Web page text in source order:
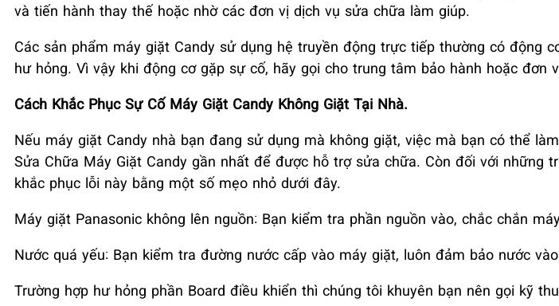
và tiến hành thay thế hoặc nhờ các đơn vị dịch vụ sửa chữa làm giúp.
Các sản phẩm máy giặt Candy sử dụng hệ truyền động trực tiếp thường có động
hư hỏng. Vì vậy khi động cơ gặp sự cố, hãy gọi cho trung tâm bảo hành hoặc đơn
Cách Khắc Phục Sự Cố Máy Giặt Candy Không Giặt Tại Nhà.
Nếu máy giặt Candy nhà bạn đang sử dụng mà không giặt, việc mà bạn có thể
Sửa Chữa Máy Giặt Candy gần nhất để được hỗ trợ sửa chữa. Còn đối với những
khắc phục lỗi này bằng một số mẹo nhỏ dưới đây.
Máy giặt Panasonic không lên nguồn: Bạn kiểm tra phần nguồn vào, chắc chắn
Nước quá yếu: Bạn kiểm tra đường nước cấp vào máy giặt, luôn đảm bảo nước
Trường hợp hư hỏng phần Board điều khiển thì chúng tôi khuyên bạn nên gọi kỹ